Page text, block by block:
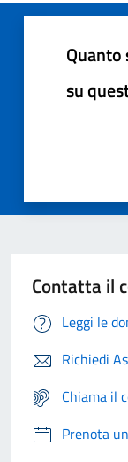
su
Contatta il
Leggi le
Richiedi
Chiama il
Prenota